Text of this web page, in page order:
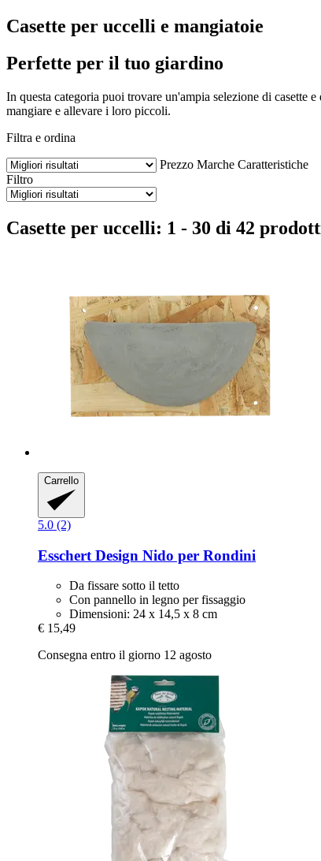
Casette per uccelli e mangiatoie
Perfette per il tuo giardino
In questa categoria puoi trovare un'ampia selezione di
mangiare e allevare i loro piccoli.
Filtra e ordina
Prezzo Marche Caratteristiche
Filtro
Casette per uccelli: 1 - 30 di 42
Carrello
5.0 (2)
Esschert Design Nido per Rondini
Da fissare sotto il tetto
Con pannello in legno per fissaggio
Dimensioni: 24 x 14,5 x 8 cm
€ 15,49
Consegna entro il giorno 12 agosto